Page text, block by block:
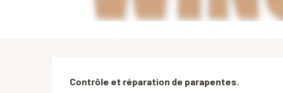
Description
Contrôle et réparation de parapentes.